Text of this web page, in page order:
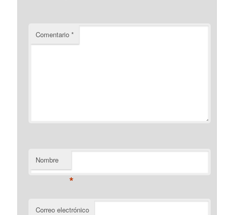
Comentario*
Nombre
*
Correo electrónico